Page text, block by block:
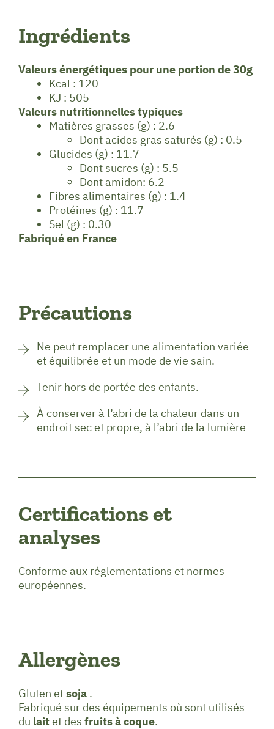
Ingrédients
Valeurs énergétiques pour une portion de 30g
Kcal : 120
KJ : 505
Valeurs nutritionnelles typiques
Matières grasses (g) : 2.6
Dont acides gras saturés (g) : 0.5
Glucides (g) : 11.7
Dont sucres (g) : 5.5
Dont amidon: 6.2
Fibres alimentaires (g) : 1.4
Protéines (g) : 11.7
Sel (g) : 0.30
Fabriqué en France
Précautions
Ne peut remplacer une alimentation variée
et équilibrée et un mode de vie sain.
Tenir hors de portée des enfants.
À conserver à l’abri de la chaleur dans un
endroit sec et propre, à l’abri de la lumière
Certifications et
analyses
Conforme aux réglementations et normes
européennes.
Allergènes
Gluten etsoja .
Fabriqué sur des équipements où sont utilisés
du laitet des fruits à coque.